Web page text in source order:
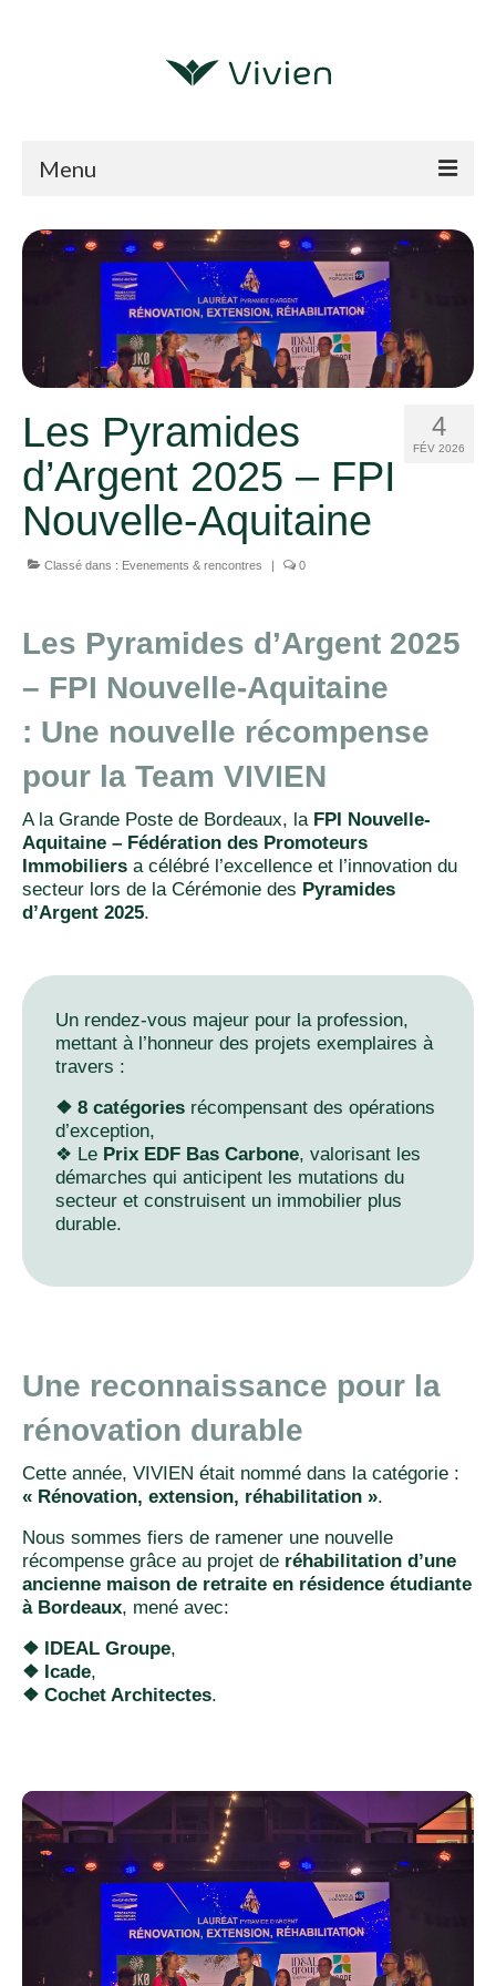
Menu
Nos expertises
Qui nous sommes ?
Références
Echanger
4
FÉV 2026
Les Pyramides
d’Argent 2025 – FPI
Nouvelle-Aquitaine
Classé dans : Evenements & rencontres | 0
Les Pyramides d’Argent 2025
– FPI Nouvelle-Aquitaine
: Une nouvelle récompense
pour la Team VIVIEN
A la Grande Poste de Bordeaux, la FPI Nouvelle-
Aquitaine – Fédération des Promoteurs
Immobiliers a célébré l’excellence et l’innovation du
secteur lors de la Cérémonie des Pyramides
d’Argent 2025.
Un rendez-vous majeur pour la profession,
mettant à l’honneur des projets exemplaires à
travers :
❖ 8 catégories récompensant des opérations
d’exception,
❖ Le Prix EDF Bas Carbone, valorisant les
démarches qui anticipent les mutations du
secteur et construisent un immobilier plus
durable.
Une reconnaissance pour la
rénovation durable
Cette année, VIVIEN était nommé dans la catégorie :
« Rénovation, extension, réhabilitation ».
Nous sommes fiers de ramener une nouvelle
récompense grâce au projet de réhabilitation d’une
ancienne maison de retraite en résidence étudiante
à Bordeaux, mené avec:
❖ IDEAL Groupe,
❖ Icade,
❖ Cochet Architectes.